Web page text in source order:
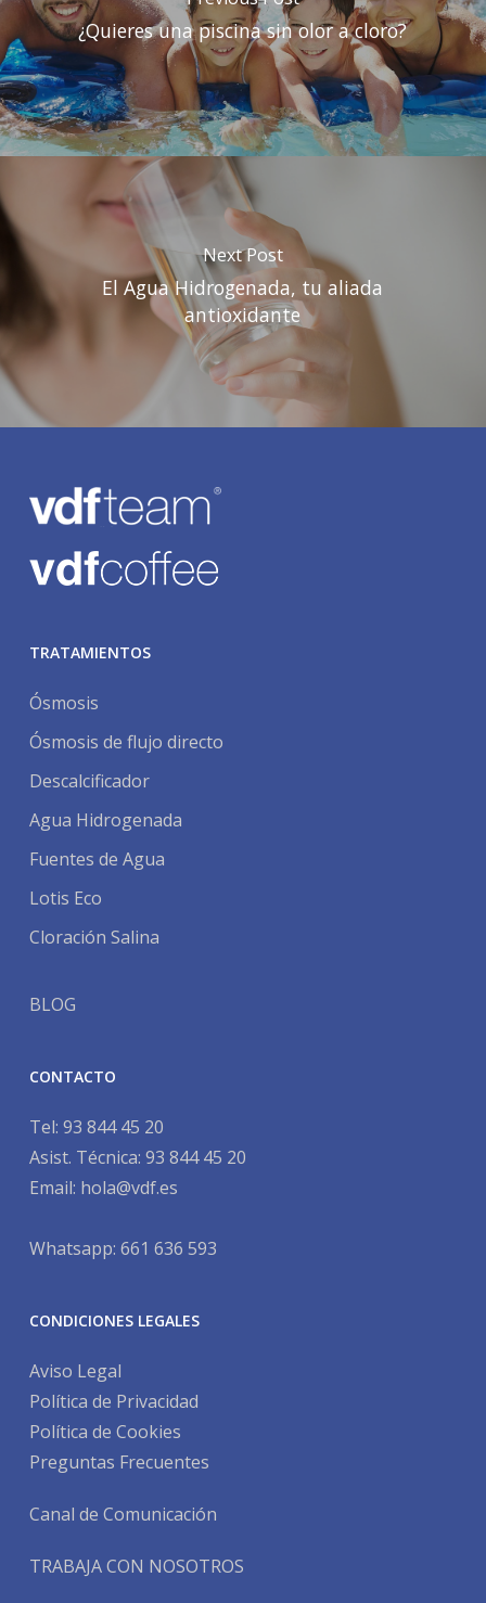
¿Quieres una piscina sin olor a cloro?
Next Post
El Agua Hidrogenada, tu aliada
antioxidante
TRATAMIENTOS
Ósmosis
Ósmosis de flujo directo
Descalcificador
Agua Hidrogenada
Fuentes de Agua
Lotis Eco
Cloración Salina
BLOG
CONTACTO
Tel: 93 844 45 20
Asist. Técnica: 93 844 45 20
Email: hola@vdf.es
Whatsapp: 661 636 593
CONDICIONES LEGALES
Aviso Legal
Política de Privacidad
Política de Cookies
Preguntas Frecuentes
Canal de Comunicación
TRABAJA CON NOSOTROS